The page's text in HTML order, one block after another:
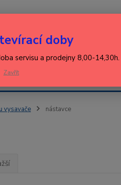
Hledat
vysavače nástavce
doby
servisu a prodejny 8,00-
Zavřít